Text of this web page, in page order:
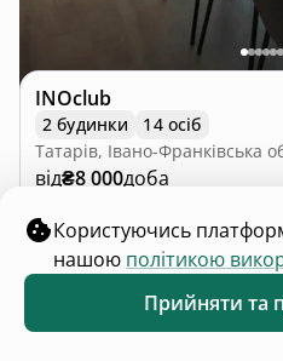
INOclub
2 будинки
14 осіб
Татарів, Івано-Франківська
від₴8 000доба
Користуючись
нашою політикою
Прийняти та